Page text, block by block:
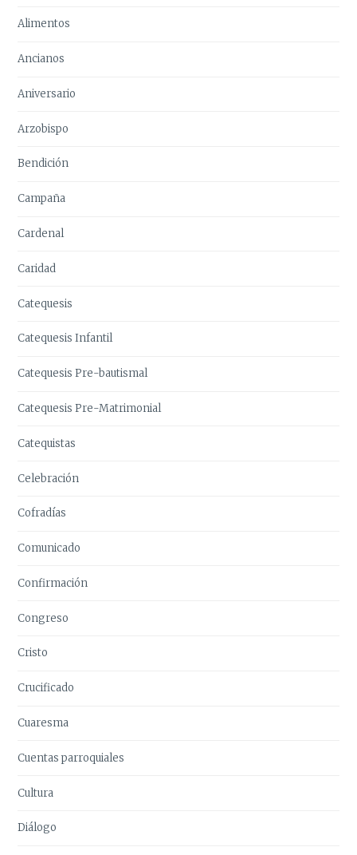
Alimentos
Ancianos
Aniversario
Arzobispo
Bendición
Campaña
Cardenal
Caridad
Catequesis
Catequesis Infantil
Catequesis Pre-bautismal
Catequesis Pre-Matrimonial
Catequistas
Celebración
Cofradías
Comunicado
Confirmación
Congreso
Cristo
Crucificado
Cuaresma
Cuentas parroquiales
Cultura
Diálogo